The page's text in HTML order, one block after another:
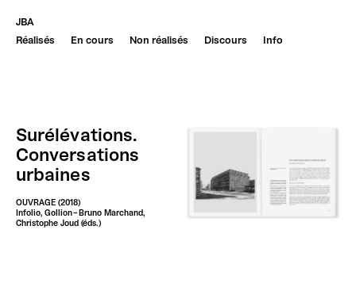
JBA
Réalisés
En cours Non réalisés Discours Info
Surélé­va­tions.
Con­­versa­tions
urbaines
OUVRAGE (2018)
Infolio, Gollion – Bruno Marchand,
Christophe Joud (éds.)